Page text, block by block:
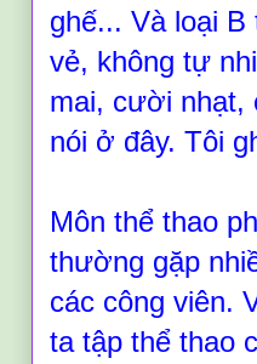
ghế... Và loại
vẻ, không tự
mai, cười
nói ở đây. Tôi
Môn thể thao
thường gặp
các công viên.
ta tập thể thao